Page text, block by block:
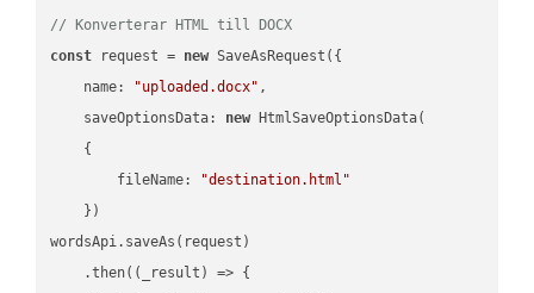
// Konverterar HTML till DOCX
const request = new SaveAsRequest({
name: "uploaded.docx" ,
saveOptionsData: new HtmlSaveOptionsData(
    {
fileName:
"destination.html"
    })
wordsApi.saveAs(request)
    .then(
( _result ) => {